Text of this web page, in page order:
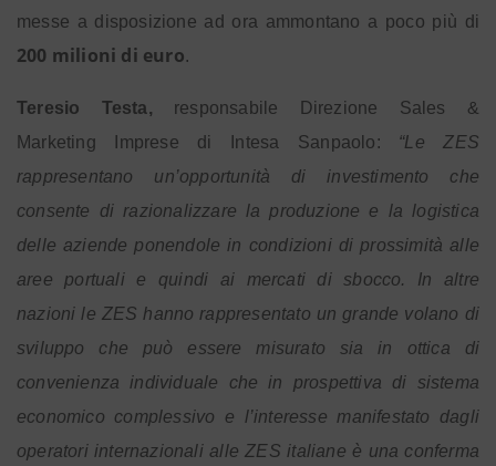
messe a disposizione ad ora ammontano a poco più di
200 milioni di euro.
Teresio Testa, responsabile Direzione Sales &
Marketing Imprese di Intesa Sanpaolo:
“Le ZES
rappresentano un’opportunità di investimento che
consente di razionalizzare la produzione e la logistica
delle aziende ponendole in condizioni di prossimità alle
aree portuali e quindi ai mercati di sbocco. In altre
nazioni le ZES hanno rappresentato un grande volano di
sviluppo che può essere misurato sia in ottica di
convenienza individuale che in prospettiva di sistema
economico complessivo e l’interesse manifestato dagli
operatori internazionali alle ZES italiane è una conferma